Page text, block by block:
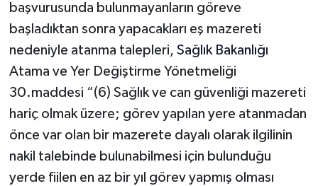
başvurusunda bulunmayanların göreve
başladıktan sonra yapacakları eş mazereti
nedeniyle atanma talepleri, Sağlık Bakanlığı
Atama ve Yer Değiştirme Yönetmeliği
30.maddesi “(6) Sağlık ve can güvenliği mazereti
hariç olmak üzere; görev yapılan yere atanmadan
önce var olan bir mazerete dayalı olarak ilgilinin
nakil talebinde bulunabilmesi için bulunduğu
yerde fiilen en az bir yıl görev yapmış olması